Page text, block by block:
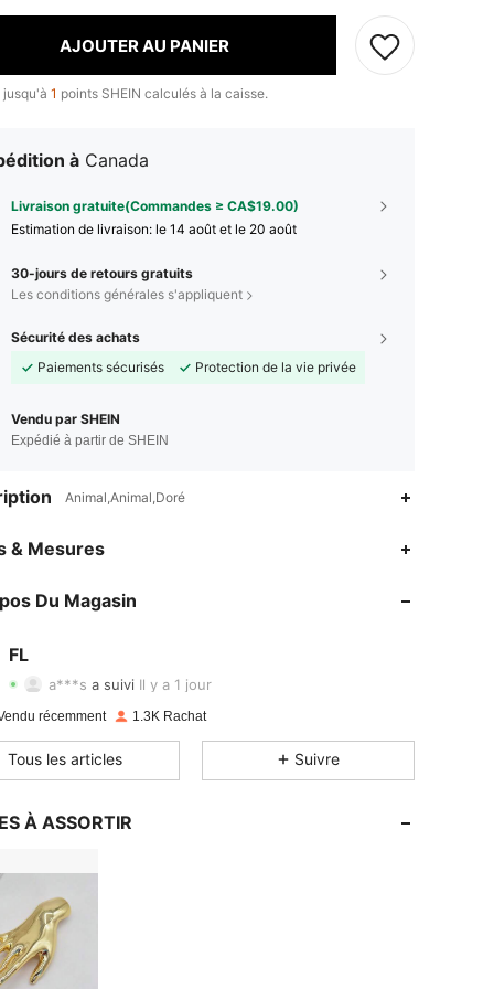
AJOUTER AU PANIER
jusqu'à 1 points SHEIN calculés à la caisse.
à Canada
Livraison gratuite(Commandes ≥ CA$19.00)
Estimation de livraison: le 14 août et le 20 août
30-jours de retours gratuits
Les conditions générales s'appliquent
Sécurité des achats
Paiements sécurisés
Protection de la vie privée
Vendu par SHEIN
Expédié à partir de SHEIN
Animal,Animal,Doré
& Mesures
Du Magasin
FL
4.90
4.90 14
4.90
a***s a suivi Il y a 1 jour
4.90
4.90
4.90
récemment 1.3K Rachat
Tous les articles Suivre
À ASSORTIR